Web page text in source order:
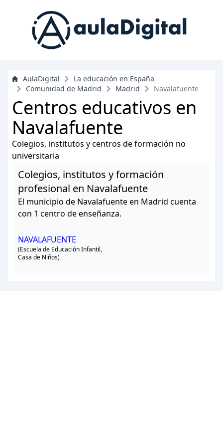
AulaDigital
La educación en España
Comunidad de Madrid
Madrid Navalafuente
Centros educativos en
Navalafuente
Colegios, institutos y centros de formación no
universitaria
Colegios, institutos y formación
profesional en Navalafuente
El municipio de Navalafuente en Madrid cuenta
con 1 centro de enseñanza.
NAVALAFUENTE
(Escuela de Educación Infantil,
Casa de Niños)